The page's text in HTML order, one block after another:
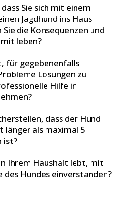
Sie sich mit einem
Jagdhund ins Haus
die Konsequenzen und
leben?
für gegebenenfalls
Lösungen zu
Hilfe in
dass der Hund
länger als maximal 5
ist?
Ihrem Haushalt lebt, mit
des Hundes einverstanden?